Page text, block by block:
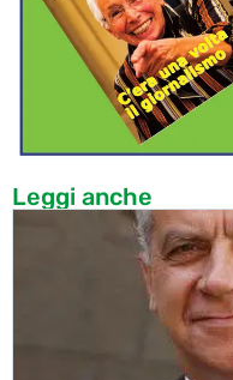
Leggi anche